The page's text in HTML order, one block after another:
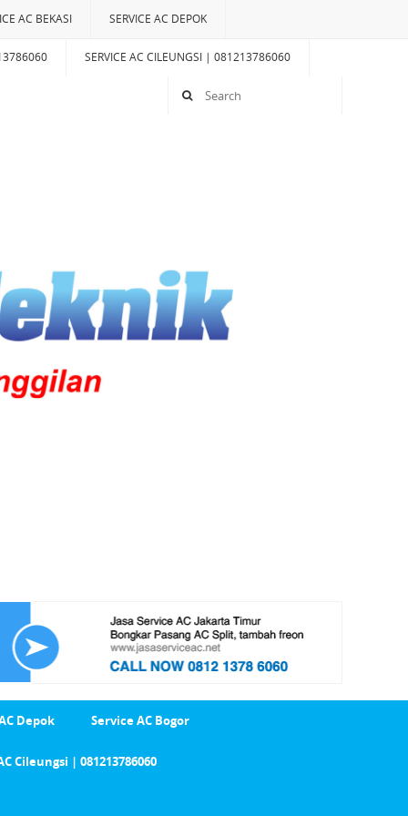
AC BEKASI SERVICE AC DEPOK
SERVICE AC CILEUNGSI | 081213786060
Depok Service AC Bogor
Cileungsi | 081213786060